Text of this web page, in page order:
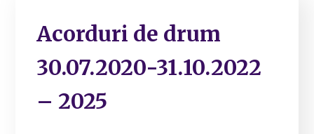
Acorduri de drum
30.07.2020-31.10.2022
– 2025